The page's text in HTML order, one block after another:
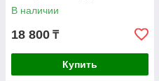
В наличии
18 800 ₸
Купить